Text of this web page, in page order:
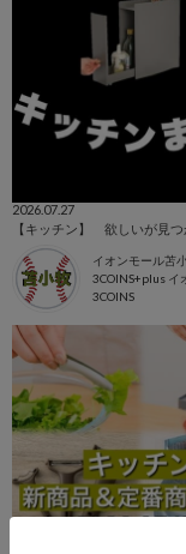
2026.07.27
イオンモール苫
3COINS